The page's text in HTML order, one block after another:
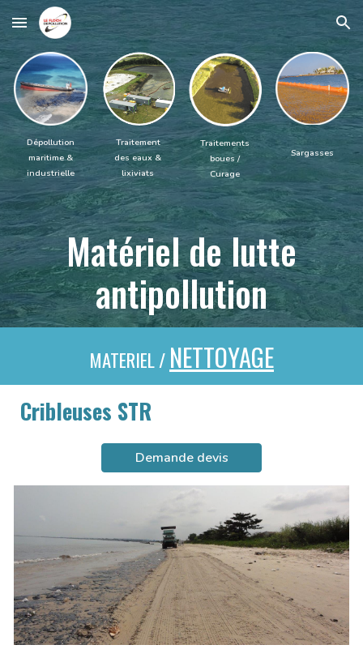
Skip to main content Skip to navigation
Dépollution
maritime&
industrielle
Traitement
des eaux &
lixiviats
Traitements
boues/
Curage
Sargasses
Matériel de lutte
antipollution
MATERIEL/ NETTOYAGE
Cribleuses STR
Demande devis